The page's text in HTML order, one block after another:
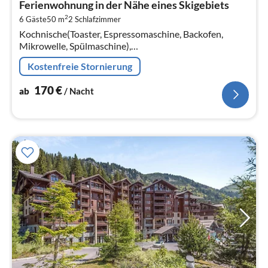
Ferienwohnung in der Nähe eines Skigebiets
6 Gäste50 m22 Schlafzimmer
Kochnische(Toaster, Espressomaschine, Backofen,
Mikrowelle, Spülmaschine),
Wohn/Esszimmer(Doppelschlafcouch, TV, Kaminofen,
Sitzecke), Schlafzimmer(Einzelbett, Einzelbett)
Kostenfreie Stornierung
ab 170€ / Nacht